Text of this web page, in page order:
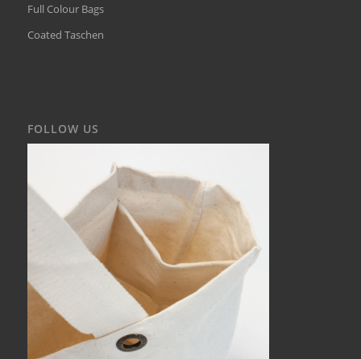
Full Colour Bags
Coated Taschen
FOLLOW US